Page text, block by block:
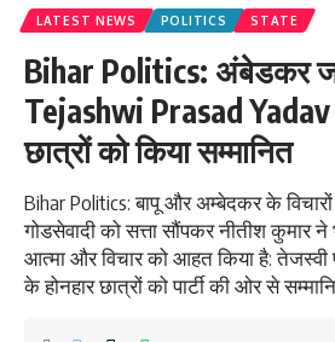
LATEST NEWS POLITICS STATE
Bihar Politics: अंबेडकर
Tejashwi Prasad
छात्रों को किया सम्मानित
Bihar Politics: बापू और अम्बेदकर के
गोडसेवादी को सत्ता सौंपकर नीतीश कुमार
आत्मा और विचार को आहत किया है: तेजस्वी
के होनहार छात्रों को पार्टी की ओर से